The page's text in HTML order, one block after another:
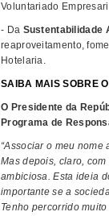
Voluntariado
- Da Sustentabilidade
reaproveitamento,
Hotelaria.
SAIBA MAIS SOBRE
O Presidente da
Programa de
“Associar o meu
Mas depois, claro,
ambiciosa. Esta ideia
importante se a
Tenho percorrido